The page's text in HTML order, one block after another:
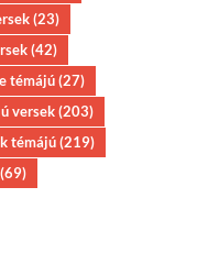
(23)
(42)
témájú(27)
versek(203)
témájú(219)
(69)